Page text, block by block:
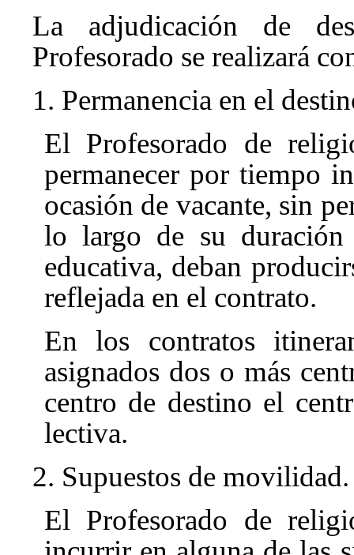
La adjudicación de
Profesorado se realizará
1. Permanencia en el
El Profesorado de
permanecer por tiempo
ocasión de vacante, sin
lo largo de su
educativa, deban
reflejada en el contrato.
En los contratos
asignados dos o más
centro de destino el
lectiva.
2. Supuestos de movilidad.
El Profesorado de